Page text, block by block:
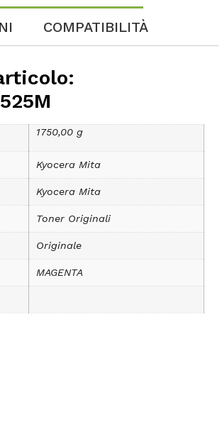
COMPATIBILITÀ
1750,00 g
Kyocera Mita
Kyocera Mita
Toner Originali
Originale
MAGENTA